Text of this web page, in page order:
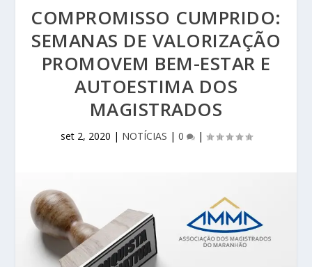
COMPROMISSO CUMPRIDO:
SEMANAS DE VALORIZAÇÃO
PROMOVEM BEM-ESTAR E
AUTOESTIMA DOS
MAGISTRADOS
set 2, 2020 | NOTÍCIAS | 0 |